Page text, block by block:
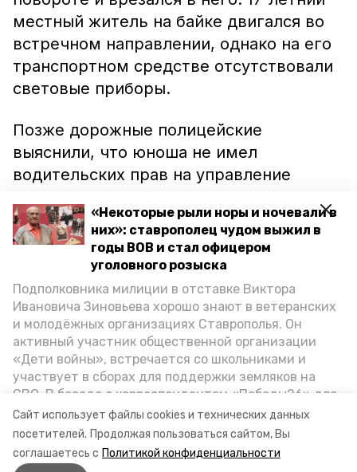
Сайт использует файлы cookies и технических данных
посетителей. Продолжая пользоваться сайтом, Вы
соглашаетесь с Политикой конфиденциальности
«Некоторые рыли норы и ночевали в
них»: ставрополец чудом выжил в
годы ВОВ и стал офицером
уголовного розыска
Подполковника милиции в отставке Виктора
Ивановича Зиновьева хорошо знают в ветеранских
и молодёжных организациях Ставрополья. Он
активный участник общественной организации
«Дети войны», встречается со школьниками и
участвует в сборах для поддержки земляков на
СВО. В беседе с корреспондентом «Победы26» для
спецпроекта «Дети Великой Отечественной»
ветеран рассказал о зверствах оккупантов в годы
ВОВ, о службе в Москве, «богатыре» Фиделе Кастро
и шпионе Пеньковском, о борьбе с криминалом на
местный житель на байке двигался во
встречном направлении, однако на его
транспортном средстве отсутствовали
световые приборы.
Позже дорожные полицейские
выяснили, что юноша не имел
водительских прав на управление
Сейчас по факту ДТП проводится
проверка. Правоохранителям
предстоит выяснить степень вины всех
участников происшествия.
Ранее сообщалось, что на
ставропольской трассеперевернулась
хлебовозка.
Фото: ОГИБДД по Петровскому округу